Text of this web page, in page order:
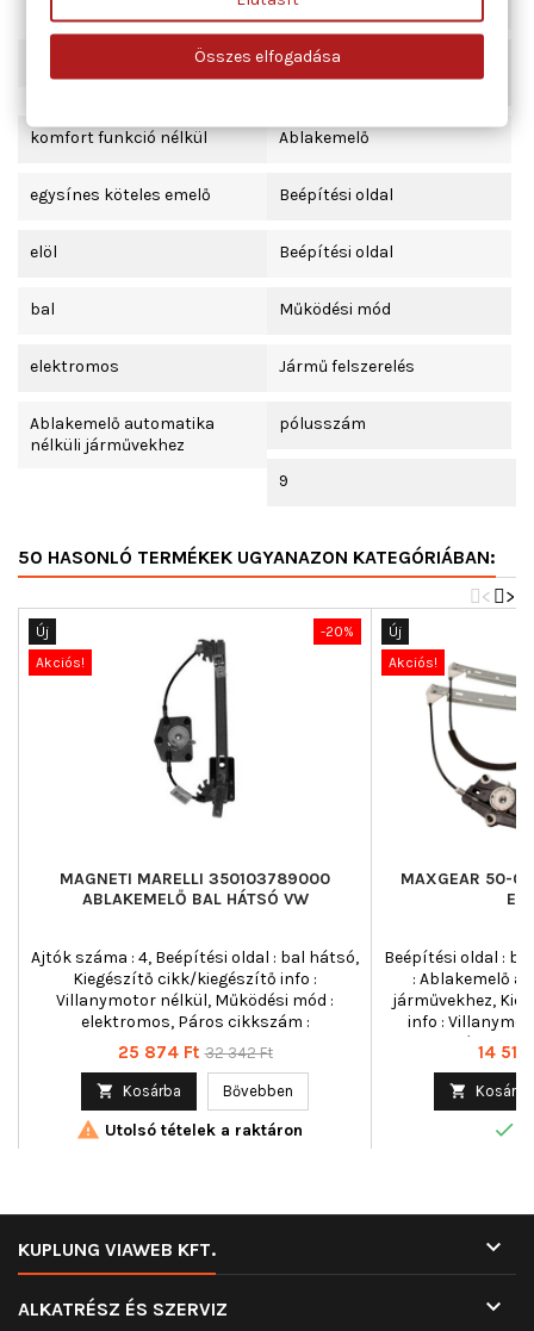
Kombinált kapcsoló
funkció
komfort funkció nélkül Ablakemelő
egysínes köteles emelő Beépítési oldal
elöl Beépítési oldal
bal Működési mód
elektromos Jármű felszerelés
Ablakemelő automatika
nélküli járművekhez
pólusszám
9
50 HASONLÓ TERMÉKEK UGYANAZON KATEGÓRIÁBAN:
>
<
-20%
Új
Akciós!
MAGNETI MARELLI 350103789000
ABLAKEMELŐ BAL HÁTSÓ VW
Ajtók száma : 4, Beépítési oldal : bal hátsó,
Kiegészítő cikk/kiegészítő info :
Villanymotor nélkül, Működési mód :
elektromos, Páros cikkszám :
350103790000
Ár
25 874 Ft Normál
32 342 Ft
 Kosárba Bővebben
 Utolsó tételek a raktáron
Új
Akciós!
MAXGEAR 50-
Beépítési oldal :
: Ablakemelő
járművekhez,
info :
kapcsoló
Működési
Ár
14 515
 Kosárba

KUPLUNG VIAWEB KFT. 
ALKATRÉSZ ÉS SZERVIZ 
Összes elfogadása